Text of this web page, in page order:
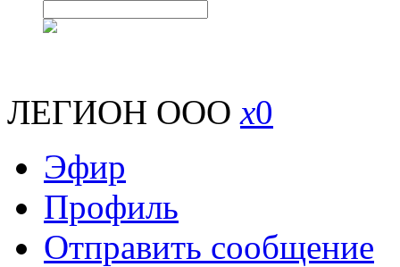
ЛЕГИОН ОООx0
Эфир
Профиль
Отправить сообщение